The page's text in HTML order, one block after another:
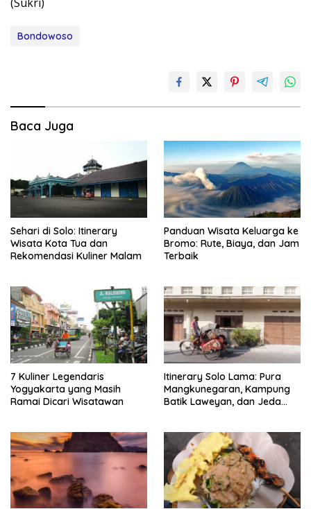
Bondowoso
Baca Juga
Sehari di Solo: Itinerary
Wisata Kota Tua dan
Rekomendasi Kuliner Malam
Panduan Wisata Keluarga ke
Bromo: Rute, Biaya, dan Jam
Terbaik
7 Kuliner Legendaris
Yogyakarta yang Masih
Ramai Dicari Wisatawan
Itinerary Solo Lama: Pura
Mangkunegaran, Kampung
Batik Laweyan, dan Jeda